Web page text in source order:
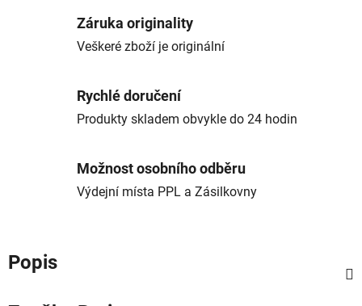
Záruka originality
Veškeré zboží je originální
Rychlé doručení
Produkty skladem obvykle do 24 hodin
Možnost osobního odběru
Výdejní místa PPL a Zásilkovny
Popis